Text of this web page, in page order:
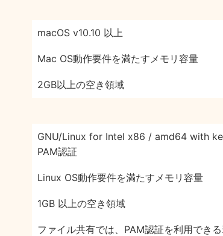
macOS v10.10 以上
Mac OS動作要件を満たすメモリ容量
2GB以上の空き領域
GNU/Linux for Intel x86 / amd64 with
PAM認証
Linux OS動作要件を満たすメモリ容量
1GB 以上の空き領域
ファイル共有では、PAM認証を利用できる